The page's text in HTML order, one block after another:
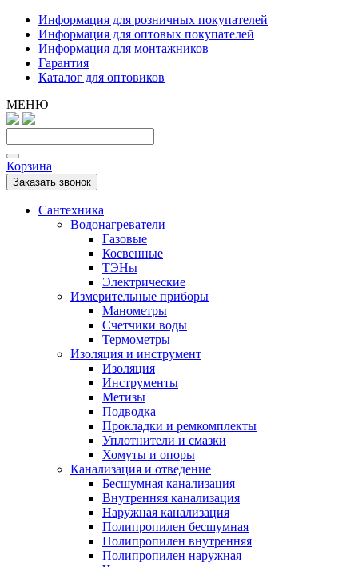
Информация для розничных покупателей
Информация для оптовых покупателей
Информация для монтажников
Гарантия
Каталог для оптовиков
МЕНЮ
Корзина
Заказать звонок
Сантехника
Водонагреватели
Газовые
Косвенные
ТЭНы
Электрические
Измерительные приборы
Манометры
Счетчики воды
Термометры
Изоляция и инструмент
Изоляция
Инструменты
Метизы
Подводка
Прокладки и ремкомплекты
Уплотнители и смазки
Хомуты и опоры
Канализация и отведение
Бесшумная канализация
Внутренняя канализация
Наружная канализация
Полипропилен бесшумная
Полипропилен внутренняя
Полипропилен наружная